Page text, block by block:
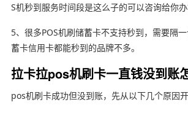
S机秒到服务时间段是这么子的可以咨询给你办
5、很多POS机刷储蓄卡不支持秒到，需要隔
蓄卡信用卡都能秒到的品牌不多。
拉卡拉pos机刷卡一直钱没到账
pos机刷卡成功但没到账，先从以下几个原因开